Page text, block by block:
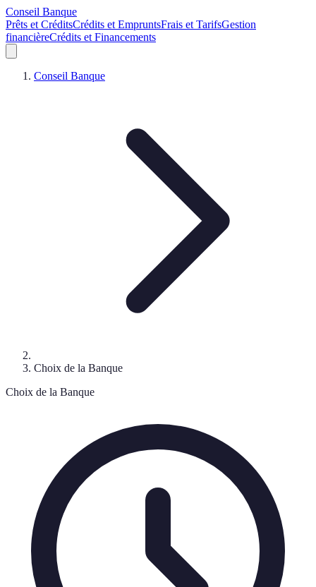
Conseil Banque
Prêts et CréditsCrédits et EmpruntsFrais et TarifsGestion
financièreCrédits et Financements
Conseil Banque
Choix de la Banque
Choix de la Banque